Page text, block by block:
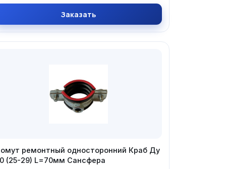
Заказать
ремонтный односторонний Краб Ду
(25-29) L=70мм Сансфера